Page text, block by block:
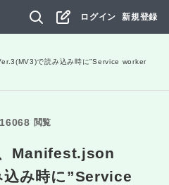
ログイン 新規登録
で読み込み時に”Service worker
16068 閲覧
Manifest.json
み時に”Service